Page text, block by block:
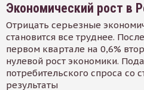
Экономический рост в
Отрицать серьезные
становится все труднее.
первом квартале на 0,6%
нулевой рост экономики.
потребительского спроса со
результаты